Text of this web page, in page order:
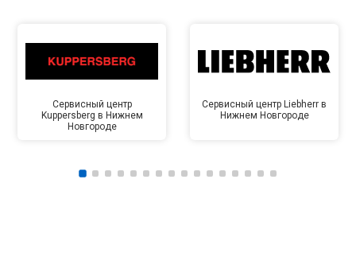
Сервисный центр
Kuppersberg в Нижнем
Новгороде
Сервисный центр Liebherr в
Нижнем Новгороде